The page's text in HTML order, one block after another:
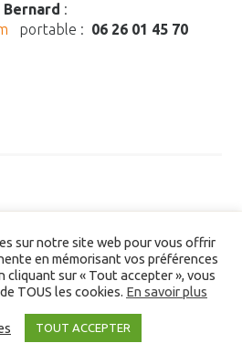
Bernard :
portable : 06 26 01 45 70
sur notre site web pour vous offrir
en mémorisant vos préférences
cliquant sur « Tout accepter », vous
TOUS les cookies. En savoir plus
TOUT ACCEPTER